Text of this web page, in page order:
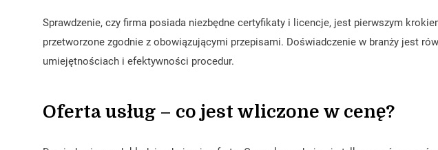
Sprawdzenie, czy firma posiada niezbędne certyfikaty i licencje, jest pierwszym
przetworzone zgodnie z obowiązującymi przepisami. Doświadczenie w branży jest
umiejętnościach i efektywności procedur.
Oferta usług – co jest wliczone w cenę?